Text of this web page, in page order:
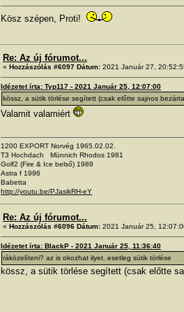
Kösz szépen, Proti!
Re: Az új fórumot...
« Hozzászólás #6097 Dátum: 2021 Január 27,
Idézetet írta: Typ117 - 2021 Január 25, 12:07:00
kössz, a sütik törlése segített (csak előtte sajnos
Valamit valamiért
1200 EXPORT Norvég 1965.02.02.
T3 Hochdach Münnich Rhodos 1981
Golf2 (Fire & Ice belső) 1989
Astra f 1996
Babetta
http://youtu.be/PJasikRH-eY
Re: Az új fórumot...
« Hozzászólás #6096 Dátum: 2021 Január 25,
Idézetet írta: BlackP - 2021 Január 25, 11:36:40
ráközelíteni? az is okozhat ilyet. esetleg sütik törlése
kössz, a sütik törlése segített (csak előtte